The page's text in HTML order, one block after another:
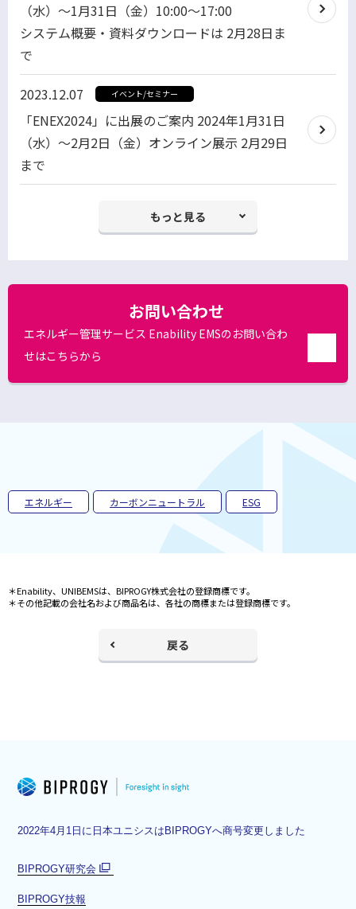
（水）～1月31日（金）10:00～17:00
システム概要・資料ダウンロードは 2月28日ま
で
2023.12.07 イベント/セミナー
「ENEX2024」に出展のご案内 2024年1月31日
（水）～2月2日（金）オンライン展示 2月29日
まで
もっと見る
お問い合わせ
エネルギー管理サービス Enability EMSのお問い合わ
せはこちらから
ウ
く
エネルギー カーボンニュートラル ESG
＊Enability、UNIBEMSは、BIPROGY株式会社の登録商標です。
＊その他記載の会社名および商品名は、各社の商標または登録商標です。
戻る
2022年4月1日に日本ユニシスはBIPROGYへ商号変更しました
BIPROGY研究会
BIPROGY技報